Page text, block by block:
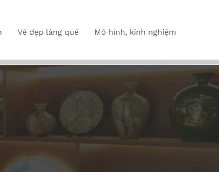
Vẻ đẹp làng quê Mô hình, kinh nghiệm